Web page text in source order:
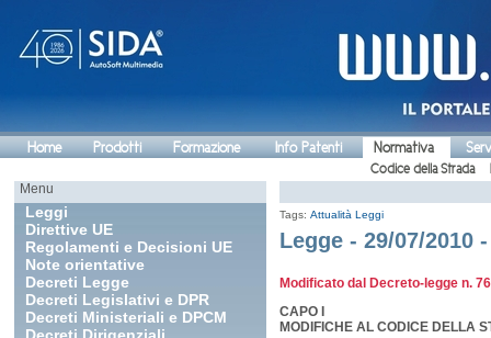
Home Prodotti Formazione Info Patenti Normativa
Codice della Strada
Menu
Leggi
Direttive UE
Regolamenti e Decisioni UE
Note orientative
Decreti Legge
Decreti Legislativi e DPR
Decreti Ministeriali e DPCM
Tags: Attualità Leggi
Legge - 29/07/2010
Modificato dal Decreto-legge n.
CAPO I
MODIFICHE AL CODICE DELLA